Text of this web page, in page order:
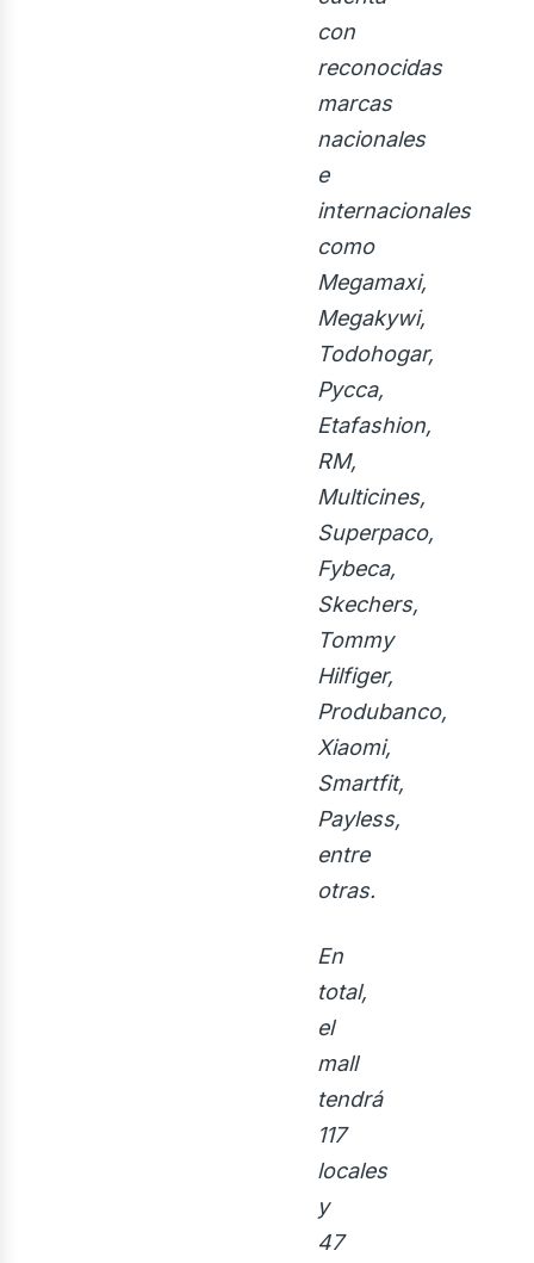
con
reconocidas
marcas
nacionales
e
internacionales
como
Megamaxi,
Megakywi,
Todohogar,
Pycca,
Etafashion,
RM,
Multicines,
Superpaco,
Fybeca,
Skechers,
Tommy
Hilfiger,
Produbanco,
Xiaomi,
Smartfit,
Payless,
entre
otras.
En
total,
el
mall
tendrá
117
locales
y
47